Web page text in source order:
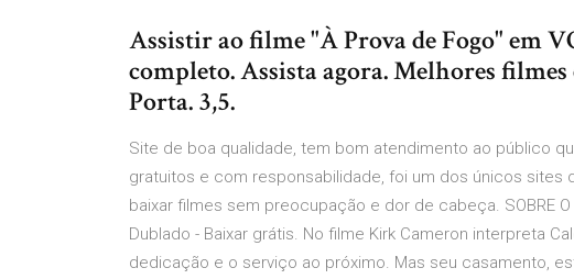
Assistir ao filme "À Prova de Fogo" em
completo. Assista agora. Melhores filmes
Porta. 3,5.
Site de boa qualidade, tem bom atendimento ao público
gratuitos e com responsabilidade, foi um dos únicos sites
baixar filmes sem preocupação e dor de cabeça. SOBRE O
Dublado - Baixar grátis. No filme Kirk Cameron interpreta
dedicação e o serviço ao próximo. Mas seu casamento,